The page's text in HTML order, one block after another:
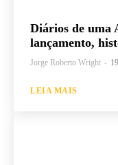
Diários de uma
lançamento,
Jorge Roberto Wright -
LEIA MAIS